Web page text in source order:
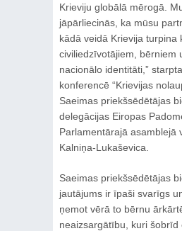
Krieviju globālā mērogā.
jāpārliecinās, ka mūsu
kādā veidā Krievija turpina
civiliedzīvotājiem, bērniem
nacionālo identitāti,”
konferencē “Krievijas
Saeimas priekšsēdētājas
delegācijas Eiropas
Parlamentārajā asamblejā
Kalniņa-Lukaševica.
Saeimas priekšsēdētājas
jautājums ir īpaši svarīgs
ņemot vērā to bērnu
neaizsargātību, kuri šobrīd